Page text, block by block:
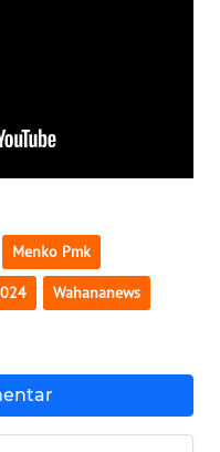
Menko Pmk
Wahananews